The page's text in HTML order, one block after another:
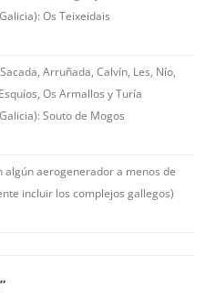
Os Teixeidais
Arruñada, Calvín, Les, Nío,
Os Armallos y Turía
Souto de Mogos
algún aerogenerador a menos de
incluir los complejos gallegos)